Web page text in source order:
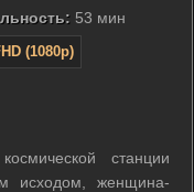
53 мин
(1080p)
станции
исходом, женщина-